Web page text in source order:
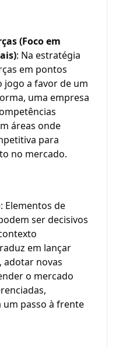
(Foco em
: Na estratégia
em pontos
jogo a favor de um
uma empresa
áreas onde
para
no mercado.
: Elementos de
ser decisivos
em lançar
adotar novas
o mercado
passo à frente